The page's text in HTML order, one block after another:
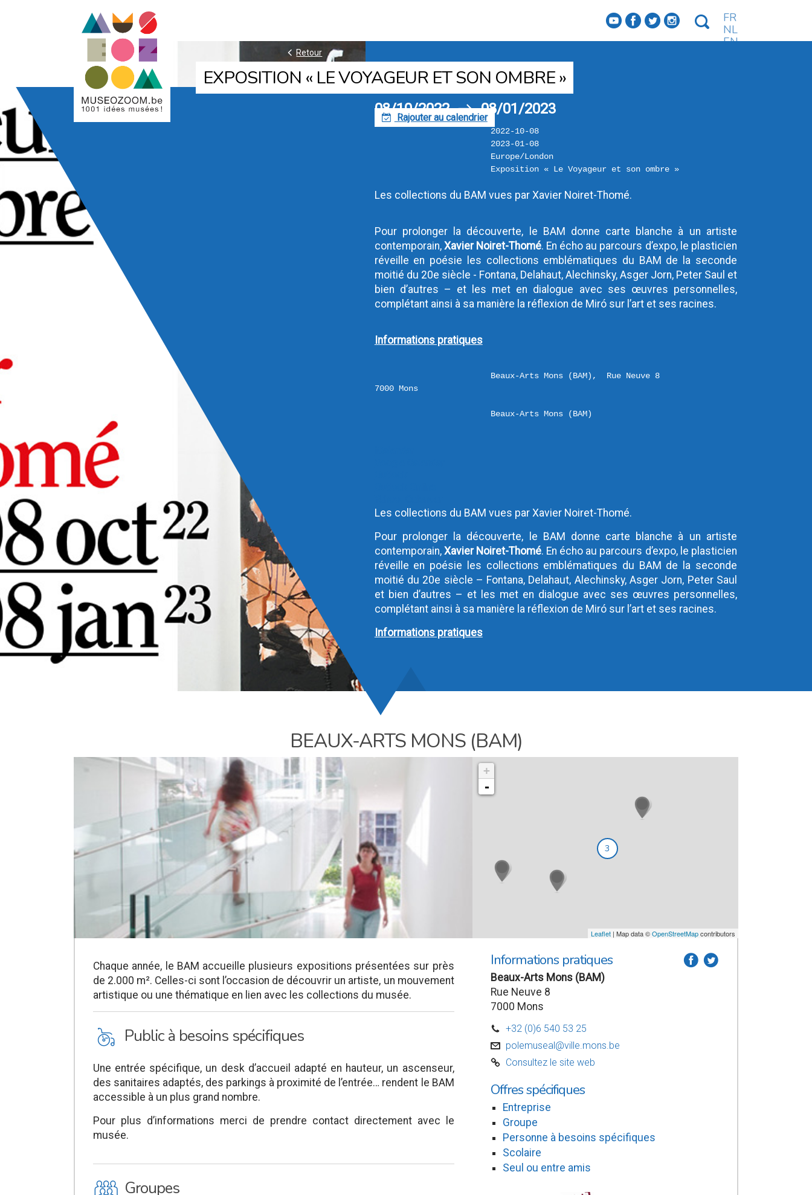
f a b e
FR
NL
EN
k Retour
EXPOSITION « LE VOYAGEUR ET SON OMBRE »
08/10/2022 h 08/01/2023
F Rajouter au calendrier
2022-10-08
2023-01-08
Europe/London
Exposition « Le Voyageur et son ombre »
Les collections du BAM vues par Xavier Noiret-Thomé.
Pour prolonger la découverte, le BAM donne carte blanche à un artiste
contemporain, Xavier Noiret-Thomé. En écho au parcours d’expo, le plasticien
réveille en poésie les collections emblématiques du BAM de la seconde
moitié du 20e siècle - Fontana, Delahaut, Alechinsky, Asger Jorn, Peter Saul et
bien d’autres – et les met en dialogue avec ses œuvres personnelles,
complétant ainsi à sa manière la réflexion de Miró sur l’art et ses racines.
Informations pratiques
Beaux-Arts Mons (BAM),  Rue Neuve 8
Beaux-Arts Mons (BAM)
Les collections du BAM vues par Xavier Noiret-Thomé.
Pour prolonger la découverte, le BAM donne carte blanche à un artiste
contemporain, Xavier Noiret-Thomé. En écho au parcours d’expo, le plasticien
réveille en poésie les collections emblématiques du BAM de la seconde
moitié du 20e siècle – Fontana, Delahaut, Alechinsky, Asger Jorn, Peter Saul
et bien d’autres – et les met en dialogue avec ses œuvres personnelles,
complétant ainsi à sa manière la réflexion de Miró sur l’art et ses racines.
Informations pratiques
BEAUX-ARTS MONS (BAM)
3
+
-
Leaflet | Map data ©OpenStreetMapcontributors
Chaque année, le BAM accueille plusieurs expositions présentées sur près
de 2.000 m². Celles-ci sont l’occasion de découvrir un artiste, un mouvement
artistique ou une thématique en lien avec les collections du musée.
L Public à besoins spécifiques
Une entrée spécifique, un desk d’accueil adapté en hauteur, un ascenseur,
des sanitaires adaptés, des parkings à proximité de l’entrée… rendent le BAM
accessible à un plus grand nombre.
Pour plus d’informations merci de prendre contact directement avec le
musée.
O Groupes
Informations pratiques
Beaux-Arts Mons (BAM)
Rue Neuve 8
7000 Mons
a b
D +32 (0)6 540 53 25
v polemuseal@ville.mons.be
C Consultez le site web
Offres spécifiques
Entreprise
Groupe
Personne à besoins spécifiques
Scolaire
Seul ou entre amis